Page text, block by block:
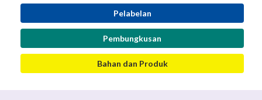
Pelabelan
Pembungkusan
Bahan dan Produk